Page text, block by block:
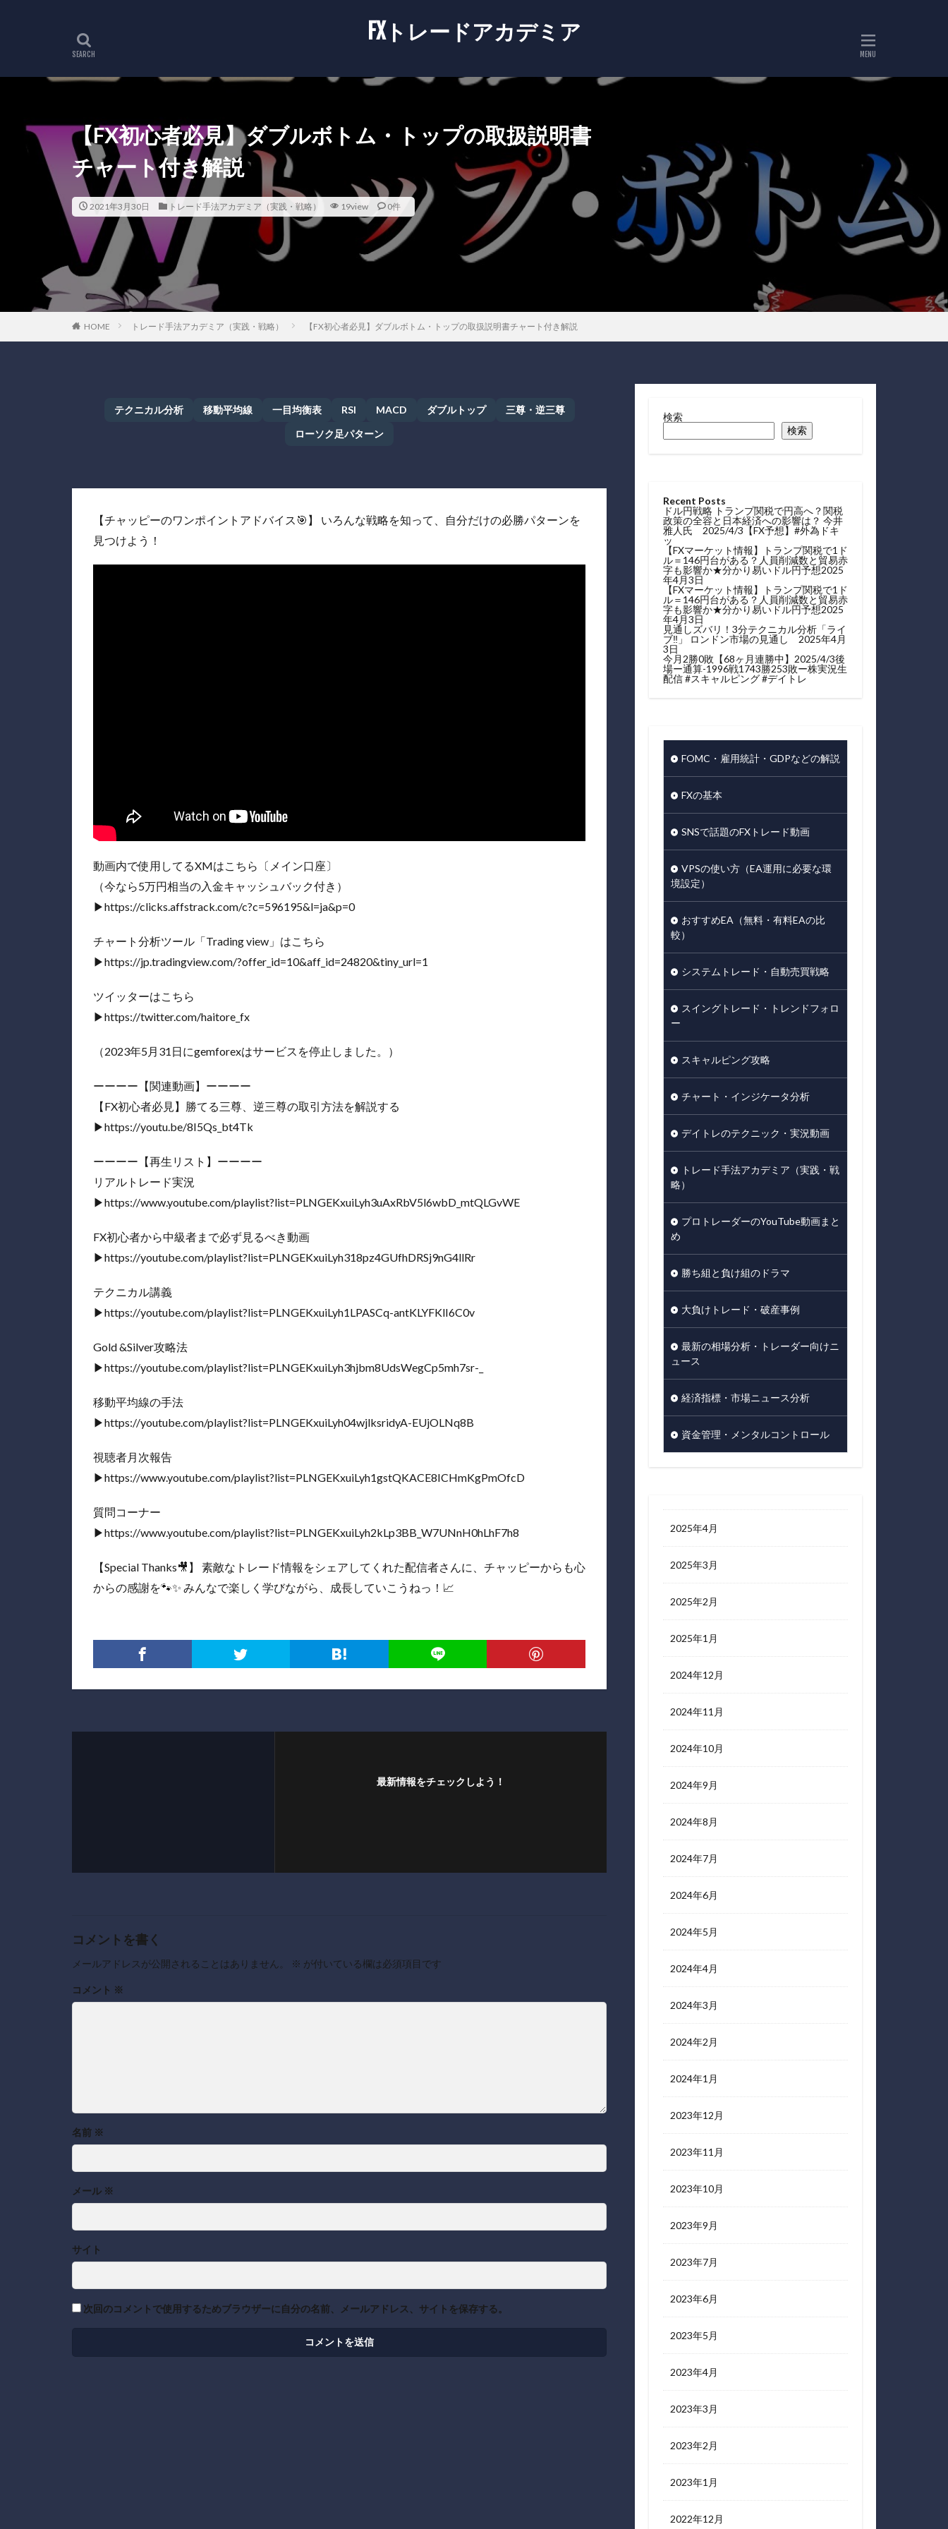
FXトレードアカデミア
【FX初心者必見】ダブルボトム・トップの取扱説明書
チャート付き解説
2021年3月30日 トレード手法アカデミア（実践・戦略） 19view 0件
HOME トレード手法アカデミア（実践・戦略） 【FX初心者必見】ダブルボトム・トップの取扱説明書チャート付き解説
テクニカル分析 移動平均線 一目均衡表 RSI MACD ダブルトップ
三尊・逆三尊
ローソク足パターン
【チャッピーのワンポイントアドバイス🎯】 いろんな戦略を知って、自分だけの必勝パターンを
見つけよう！
動画内で使用してるXMはこちら〔メイン口座〕
（今なら5万円相当の入金キャッシュバック付き）
▶︎https://clicks.affstrack.com/c?c=596195&l=ja&p=0
チャート分析ツール「Trading view」はこちら
▶︎https://jp.tradingview.com/?offer_id=10&aff_id=24820&tiny_url=1
ツイッターはこちら
▶︎https://twitter.com/haitore_fx
（2023年5月31日にgemforexはサービスを停止しました。）
ーーーー【関連動画】ーーーー
【FX初心者必見】勝てる三尊、逆三尊の取引方法を解説する
▶︎https://youtu.be/8I5Qs_bt4Tk
ーーーー【再生リスト】ーーーー
リアルトレード実況
▶︎https://www.youtube.com/playlist?list=PLNGEKxuiLyh3uAxRbV5l6wbD_mtQLGvWE
FX初心者から中級者まで必ず見るべき動画
▶︎https://youtube.com/playlist?list=PLNGEKxuiLyh318pz4GUfhDRSj9nG4llRr
テクニカル講義
▶︎https://youtube.com/playlist?list=PLNGEKxuiLyh1LPASCq-antKLYFKlI6C0v
Gold &Silver攻略法
▶︎https://youtube.com/playlist?list=PLNGEKxuiLyh3hjbm8UdsWegCp5mh7sr-_
移動平均線の手法
▶︎https://youtube.com/playlist?list=PLNGEKxuiLyh04wjlksridyA-EUjOLNq8B
視聴者月次報告
▶︎https://www.youtube.com/playlist?list=PLNGEKxuiLyh1gstQKACE8ICHmKgPmOfcD
質問コーナー
▶︎https://www.youtube.com/playlist?list=PLNGEKxuiLyh2kLp3BB_W7UNnH0hLhF7h8
【Special Thanks🎥】 素敵なトレード情報をシェアしてくれた配信者さんに、チャッピーからも心
からの感謝を🐾✨ みんなで楽しく学びながら、成長していこうねっ！📈
最新情報をチェックしよう！
コメントを書く
メールアドレスが公開されることはありません。 ※ が付いている欄は必須項目です
コメント ※
名前 ※
メール ※
サイト
次回のコメントで使用するためブラウザーに自分の名前、メールアドレス、サイトを保存する。
検索
検索
Recent Posts
ドル円戦略 トランプ関税で円高へ？関税
政策の全容と日本経済への影響は？ 今井
雅人氏 2025/4/3【FX予想】#外為ドキ
ッ
【FXマーケット情報】トランプ関税で1ド
ル＝146円台がある？人員削減数と貿易赤
字も影響か★分かり易いドル円予想2025
年4月3日
【FXマーケット情報】トランプ関税で1ド
ル＝146円台がある？人員削減数と貿易赤
字も影響か★分かり易いドル円予想2025
年4月3日
見通しズバリ！3分テクニカル分析「ライ
ブ‼」 ロンドン市場の見通し 2025年4月
3日
今月2勝0敗【68ヶ月連勝中】2025/4/3後
場ー通算-1996戦1743勝253敗ー株実況生
配信 #スキャルピング #デイトレ
FOMC・雇用統計・GDPなどの解説
FXの基本
SNSで話題のFXトレード動画
VPSの使い方（EA運用に必要な環
境設定）
おすすめEA（無料・有料EAの比
較）
システムトレード・自動売買戦略
スイングトレード・トレンドフォロ
ー
スキャルピング攻略
チャート・インジケータ分析
デイトレのテクニック・実況動画
トレード手法アカデミア（実践・戦
略）
プロトレーダーのYouTube動画まと
め
勝ち組と負け組のドラマ
大負けトレード・破産事例
最新の相場分析・トレーダー向けニ
ュース
経済指標・市場ニュース分析
資金管理・メンタルコントロール
2025年4月
2025年3月
2025年2月
2025年1月
2024年12月
2024年11月
2024年10月
2024年9月
2024年8月
2024年7月
2024年6月
2024年5月
2024年4月
2024年3月
2024年2月
2024年1月
2023年12月
2023年11月
2023年10月
2023年9月
2023年7月
2023年6月
2023年5月
2023年4月
2023年3月
2023年2月
2023年1月
2022年12月